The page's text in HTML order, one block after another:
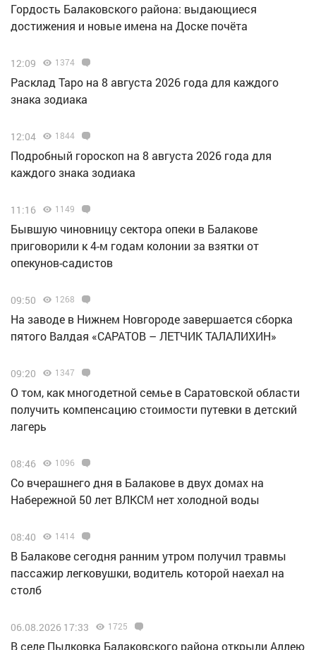
Гордость Балаковского района: выдающиеся
достижения и новые имена на Доске почёта
12:09 1374
Расклад Таро на 8 августа 2026 года для каждого
знака зодиака
12:04 1844
Подробный гороскоп на 8 августа 2026 года для
каждого знака зодиака
11:16 1149
Бывшую чиновницу сектора опеки в Балакове
приговорили к 4-м годам колонии за взятки от
опекунов-садистов
09:50 1268
Н️а заводе в Нижнем Новгороде завершается сборка
пятого Валдая «САРАТОВ – ЛЕТЧИК ТАЛАЛИХИН»
09:20 1347
О том, как многодетной семье в Саратовской области
получить компенсацию стоимости путевки в детский
лагерь
08:46 1096
Со вчерашнего дня в Балакове в двух домах на
Набережной 50 лет ВЛКСМ нет холодной воды
08:40 1414
В Балакове сегодня ранним утром получил травмы
пассажир легковушки, водитель которой наехал на
столб
06.08.2026 17:33 1725
В селе Пылковка Балаковского района открыли Аллею